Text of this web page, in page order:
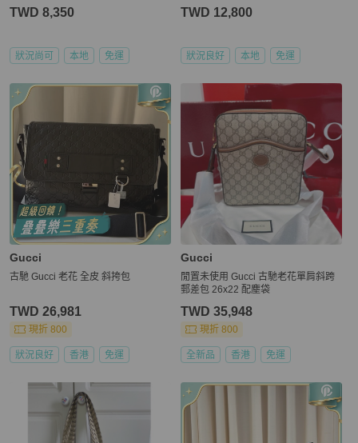
TWD 8,350
狀況尚可 本地 免運
TWD 12,800
狀況良好 本地 免運
Gucci
古馳 Gucci 老花 全皮 斜挎包
TWD 26,981
現折 800
狀況良好 香港 免運
Gucci
閒置未使用 Gucci 古馳老花單肩斜跨
郵差包 26x22 配塵袋
TWD 35,948
現折 800
全新品 香港 免運